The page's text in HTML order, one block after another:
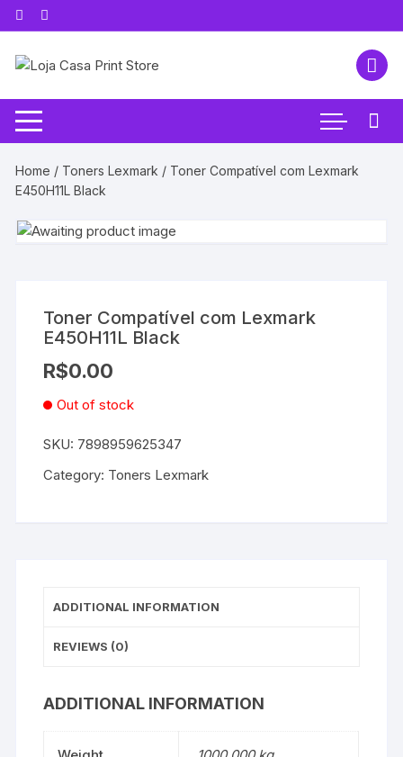
Pular
para
conteúdo
Home / Toners Lexmark / Toner Compatível com Lexmark
E450H11L Black
Toner Compatível com Lexmark
E450H11L Black
R$0.00
Out of stock
SKU: 7898959625347
Category: Toners Lexmark
ADDITIONAL INFORMATION
REVIEWS (0)
ADDITIONAL INFORMATION